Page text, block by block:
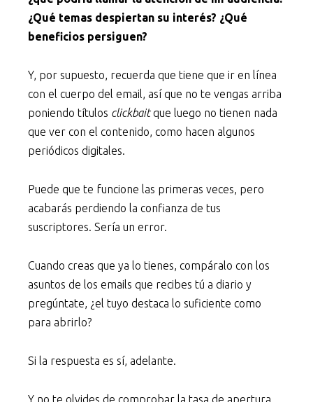
¿Qué temas despiertan su interés? ¿Qué
beneficios persiguen?
Y, por supuesto, recuerda que tiene que ir en línea
con el cuerpo del email, así que no te vengas arriba
poniendo títulos clickbaitque luego no tienen nada
que ver con el contenido, como hacen algunos
periódicos digitales.
Puede que te funcione las primeras veces, pero
acabarás perdiendo la confianza de tus
suscriptores. Sería un error.
Cuando creas que ya lo tienes, compáralo con los
asuntos de los emails que recibes tú a diario y
pregúntate, ¿el tuyo destaca lo suficiente como
para abrirlo?
Si la respuesta es sí, adelante.
Y no te olvides de comprobar la tasa de apertura